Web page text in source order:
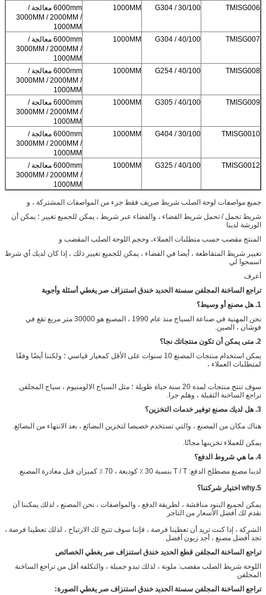
TMISG006
G304 / 30/100
1000MM
6000mm معالجة /
3000MM / 2000MM /
1000MM
TMISG007
G304 / 40/100
1000MM
6000mm معالجة /
3000MM / 2000MM /
1000MM
TMISG008
G254 / 40/100
1000MM
6000mm معالجة /
3000MM / 2000MM /
1000MM
TMISG009
G305 / 40/100
1000MM
6000mm معالجة /
3000MM / 2000MM /
1000MM
TMISG0010
G404 / 30/100
1000MM
6000mm معالجة /
3000MM / 2000MM /
1000MM
TMISG0012
G325 / 40/100
1000MM
6000mm معالجة /
3000MM / 2000MM /
1000MM
جميع مواصفات لوحة الصلب شريط صريف فقط جزء من المواصفات المشتركة ، و
شريط تحمل / تحمل شريط الفضاء ، والفضاء عبر شريط ، يمكن للجميع تغيير ؛ يمكن أن
الورشة لدينا
المنتج مقضب حسب متطلبات العملاء، وحجم اللوحة الصلب المقضب و
تغيير شريط المتقاطعة ، أيضا في الفضاء ، يمكن للجميع تغيير ذلك ، إذا كان لديك أي شرط
اسمحوا لي
أعرف
تراجع الساخنة المجلفن سستة الحديد خندق استنزاف صر يغطي أسئلة وأجوبة
1. هل مصنع أو وسيط؟
نحن المهنية في صناعة السياج منذ عام 1990 ، المصنع هو 30000 متر مربع تقع في
فوشان ، الصين.
2. متى يمكن أن تكون منتجاتك نجا؟
يمكن استخدام منتجات المصنع 10 سنوات على الأقل كمعيار قياسي ؛ ولكننا أيضًا وفقًا
لمتطلبات العملاء ،
سوف تنتج منتجات لمدة 20 سنة حياة طويلة ؛ مثل السياج الالومنيوم ، سياج المجلفن
تراجع الساخنة الثقيلة ، وهلم جرا.
3. هل لديك مصنع توفير خدمات التخزين؟
هناك مكان من المصنع ، والتي تستخدم خصيصا لتخزين البضائع ، بعد الانتهاء من البضائع.
يمكن للعملاء تخزينها مجانًا.
4. ما هي شروط الدفع؟
لدينا مصنع مصطلح الدفع: T / T بنسبة 30 ٪ كوديعة ، 70 ٪ كميزان قبل مغادرة المصنع.
5.why اختيار شركتنا؟
يمكن لجميع البنود مناقشة ، لطريقة الدفع ، والمواصفات ، نحن المصنع ، لذلك يمكننا أن
نقدم لك أفضل الأسعار من التاجر
الشركة ، إذا كنت تريد أن تعطينا فرصة ، فإننا سوف تتيح لك الارتياح ، لذلك تعطينا فرصة ،
تجد أفضل مصنع ، أجد زبون أفضل
تراجع الساخنة المجلفن قطع الحديد خندق استنزاف صر يغطي الخصائص
اللوحة شريط الصلب مقضب: ملونة ، لذلك تبدو جميلة ، والتكلفة أقل من تراجع الساخنة
المجلفن
تراجع الساخنة المجلفن سستة الحديد خندق استنزاف صر يغطي الصورة: